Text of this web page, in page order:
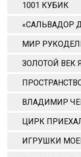
1001 КУБИК
«САЛЬВАДОР
МИР
ЗОЛОТОЙ ВЕК
ВЛАДИМИР
ЦИРК
ИГРУШКИ